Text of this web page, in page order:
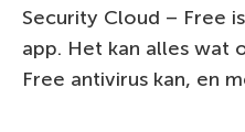
Security Cloud – Free
app. Het kan alles wat
Free antivirus kan, en